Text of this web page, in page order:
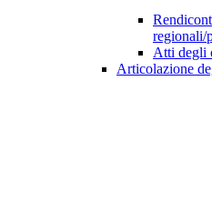
regionali/
Atti degli
Articolazione